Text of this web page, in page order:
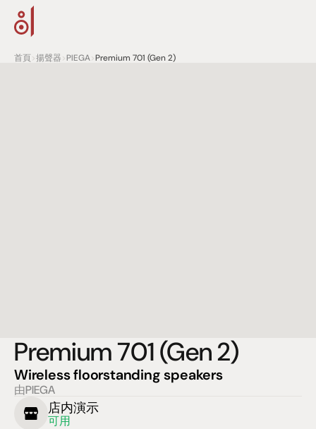
首頁>揚聲器>PIEGA>Premium 701 (Gen 2)
Premium 701 (Gen 2)
Wireless floorstanding speakers
由PIEGA
店内演示
可用